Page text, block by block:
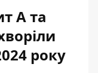
A та
року